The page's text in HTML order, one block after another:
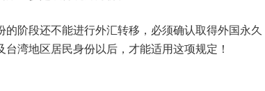
阶段还不能进行外汇转移，必须确认取得外国永久
湾地区居民身份以后，才能适用这项规定！